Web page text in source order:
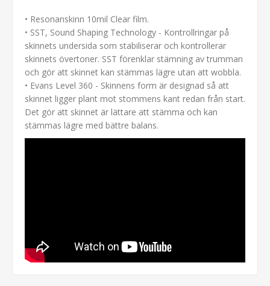
• Resonanskinn 10mil Clear film.
• SST, Sound Shaping Technology - Kontrollringar på
skinnets undersida som stabiliserar och kontrollerar
skinnets övertoner. SST förenklar stämning av trumman
och gör att skinnet kan stämmas lägre utan att wobbla.
• Evans Level 360 - Skinnens form är designad så att
skinnet ligger plant mot stommens kant redan från start.
Det gör att skinnet är lättare att stämma och kan
stämmas lägre med bättre balans.